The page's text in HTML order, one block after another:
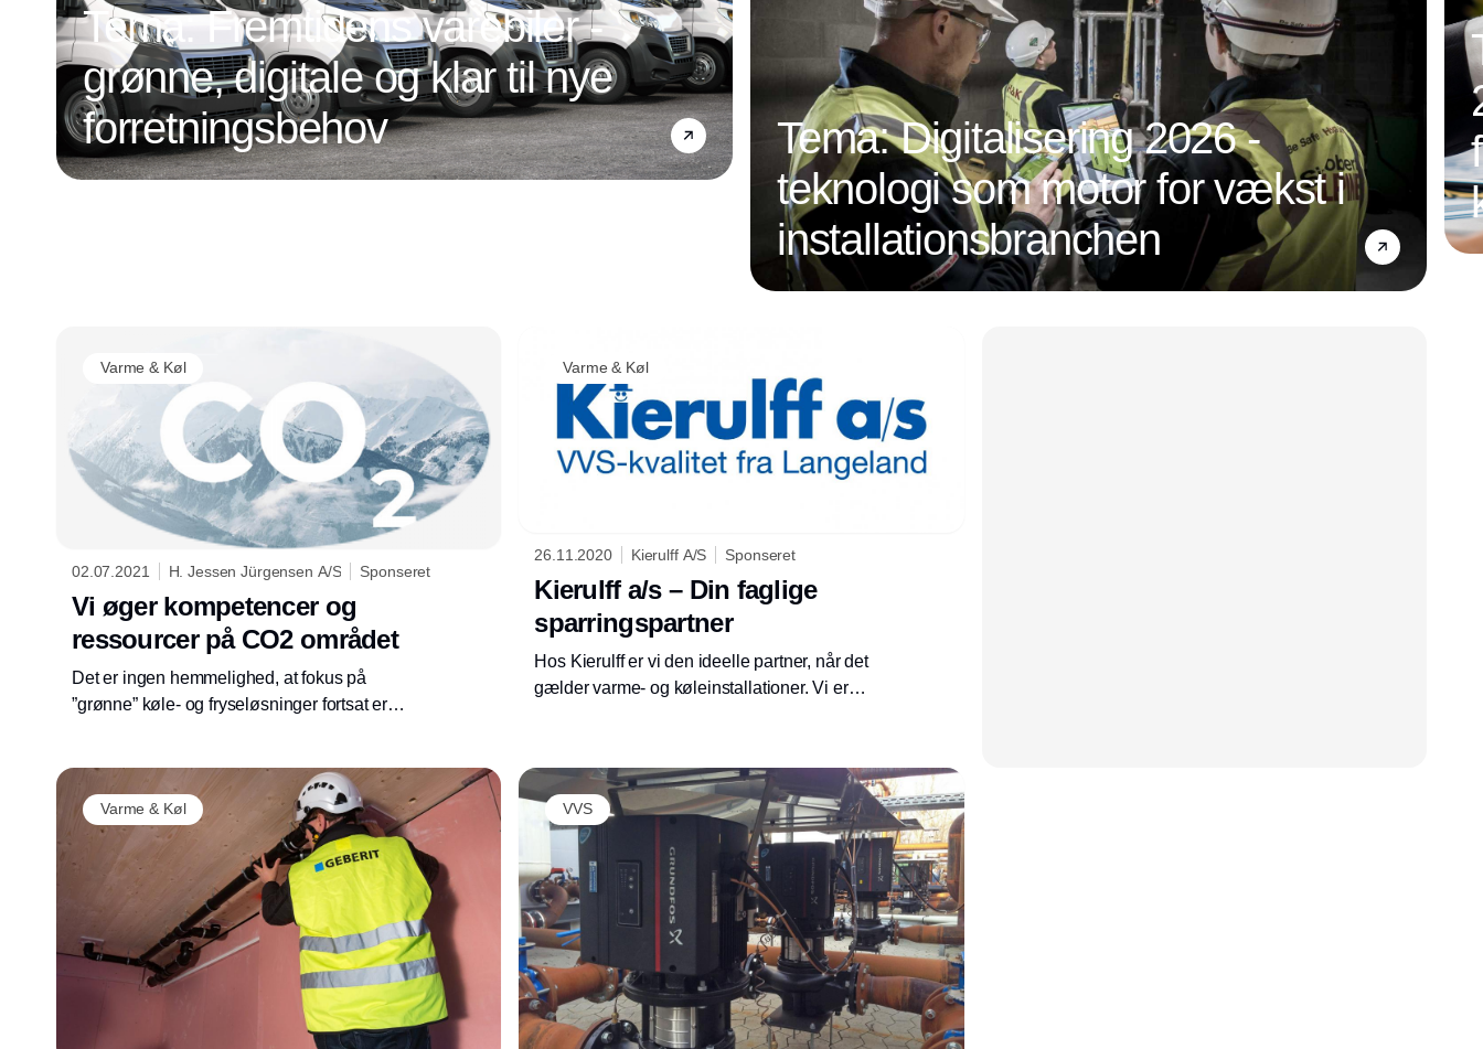
Tema: Fremtidens varebiler -
grønne, digitale og klar til nye
forretningsbehov
Tema: Digitalisering 2026 -
teknologi som motor for vækst i
installationsbranchen
Varme & Køl
02.07.2021 H. Jessen Jürgensen A/S Sponseret
Vi øger kompetencer og
ressourcer på CO2 området
Det er ingen hemmelighed, at fokus på
”grønne” køle- og fryseløsninger fortsat er
kommerciel- som industrikøl.
Varme & Køl
26.11.2020 Kierulff A/S Sponseret
Kierulff a/s – Din faglige
sparringspartner
Hos Kierulff er vi den ideelle partner, når det
gælder varme- og køleinstallationer. Vi er
system for loftvarme og -køling Gabotherm
Clima.
Varme & Køl VVS